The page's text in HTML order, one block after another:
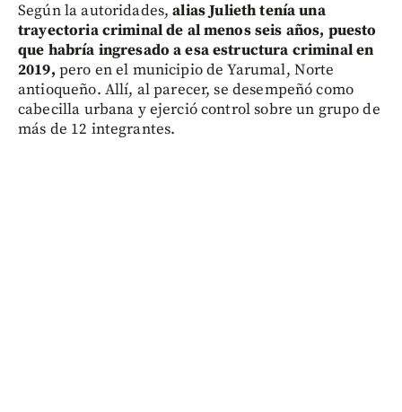
Según la autoridades, alias Julieth tenía una
trayectoria criminal de al menos seis años, puesto
que habría ingresado a esa estructura criminal en
2019, pero en el municipio de Yarumal, Norte
antioqueño. Allí, al parecer, se desempeñó como
cabecilla urbana y ejerció control sobre un grupo de
más de 12 integrantes.